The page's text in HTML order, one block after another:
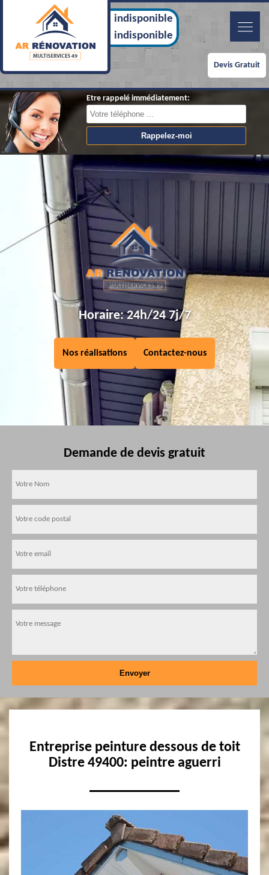
indisponible
indisponible
Devis Gratuit
Etre rappelé immédiatement:
Horaire: 24h/24 7j/7
Nos réalisations Contactez-nous
Demande de devis gratuit
Entreprise peinture dessous de toit
Distre 49400: peintre aguerri